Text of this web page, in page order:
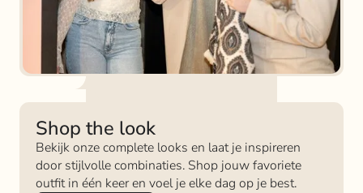
Shop the look
Bekijk onze complete looks en laat je inspireren
door stijlvolle combinaties. Shop jouw favoriete
outfit in één keer en voel je elke dag op je best.